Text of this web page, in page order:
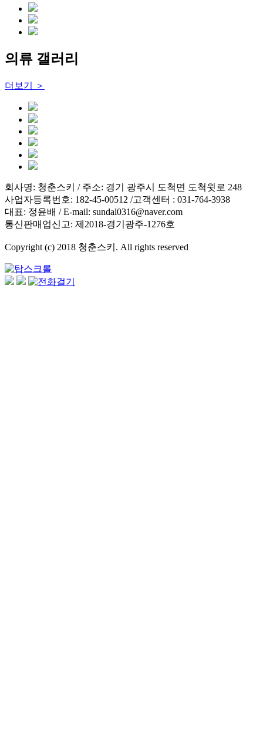
의류 갤러리
더보기 ＞
회사명: 청춘스키 / 주소: 경기 광주시 도척면 도척윗로 248
사업자등록번호: 182-45-00512 /고객센터 : 031-764-3938
대표: 정윤배 / E-mail: sundal0316@naver.com
통신판매업신고: 제2018-경기광주-1276호
Copyright (c) 2018 청춘스키. All rights reserved